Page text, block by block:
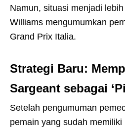
Namun, situasi menjadi
Williams mengumumkan
Grand Prix Italia.
Strategi Baru:
Sargeant sebagai
Setelah pengumuman
pemain yang sudah memiliki